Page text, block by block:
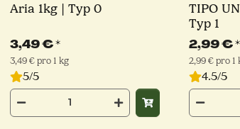
Aria 1kg | Typ 0
3,49 €*
3,49 € pro 1 kg
5/5
TIPO
Typ 1
2,99 €*
2,99 € pro 1
4.5/5